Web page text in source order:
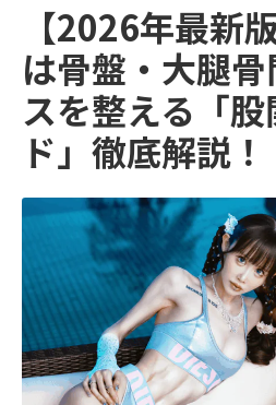
【2026年最新
は骨盤・大腿
スを整える「
ド」徹底解説！